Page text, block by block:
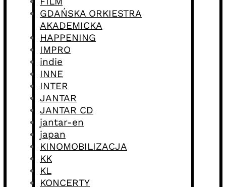
GDAŃSKA ORKIESTRA
AKADEMICKA
HAPPENING
IMPRO
indie
INNE
INTER
JANTAR
JANTAR CD
jantar-en
japan
KINOMOBILIZACJA
KK
KL
KONCERTY